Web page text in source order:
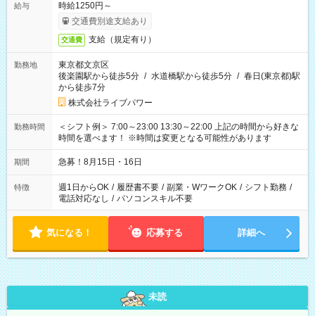
給与
時給1250円～
交通費別途支給あり
交通費 支給（規定有り）
勤務地
東京都文京区
後楽園駅から徒歩5分 / 水道橋駅から徒歩5分 / 春日(東京都)駅
から徒歩7分
株式会社ライブパワー
勤務時間
＜シフト例＞ 7:00～23:00 13:30～22:00 上記の時間から好きな
時間を選べます！ ※時間は変更となる可能性があります
期間 急募！8月15日・16日
特徴 週1日からOK / 履歴書不要 / 副業・WワークOK / シフト勤務 /
電話対応なし / パソコンスキル不要
気になる！ 応募する 詳細へ
未読